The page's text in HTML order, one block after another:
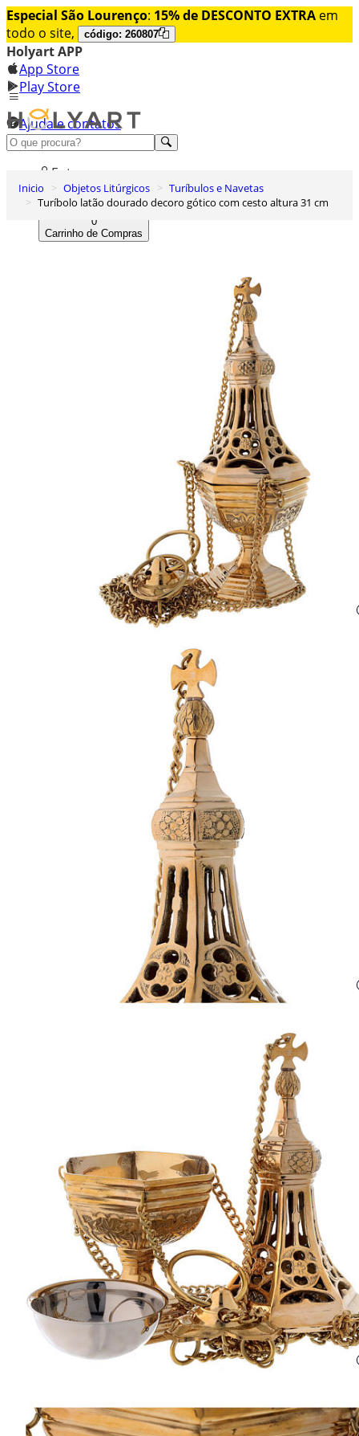
Especial São Lourenço: 15% de DESCONTO EXTRA em
todo o site,
código: 260807
Holyart APP
App Store
Play Store
Ajuda e contatos
Conheça premium
Entrar
Lista de Desejos
0
Carrinho de Compras
Inicio Objetos Litúrgicos
Turíbulos e Navetas
Turíbolo latão dourado decoro gótico com cesto altura 31 cm